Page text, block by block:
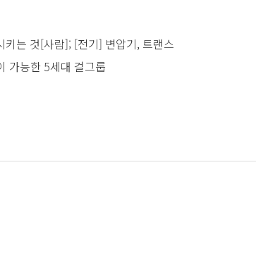
는 것[사람]; [전기] 변압기, 트랜스
가능한 5세대 걸그룹
로댄스 스타일 곡으로 트렌디한 사운드를 선보입니다.
대를 통해 완성도 높은 공연을 제공합니다.